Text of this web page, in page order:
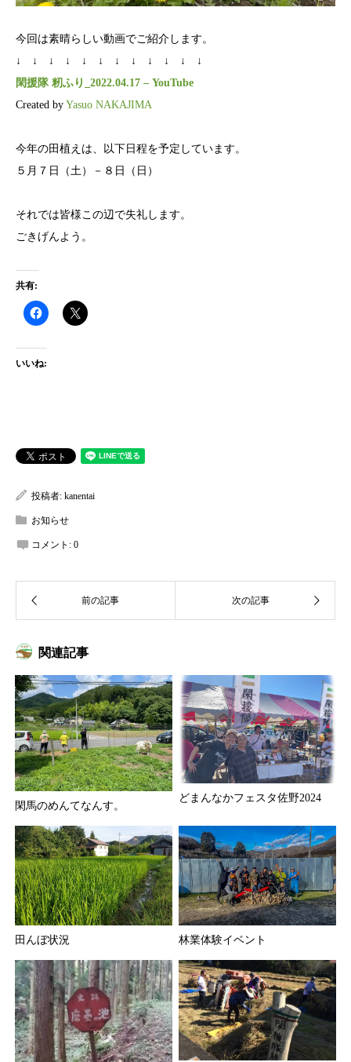
今回は素晴らしい動画でご紹介します。
↓ ↓ ↓ ↓ ↓ ↓ ↓ ↓ ↓ ↓ ↓ ↓
閑援隊 籾ふり_2022.04.17 – YouTube
Created by Yasuo NAKAJIMA
今年の田植えは、以下日程を予定しています。
５月７日（土）－８日（日）
それでは皆様この辺で失礼します。
ごきげんよう。
共有:
いいね:
投稿者: kanentai
お知らせ
コメント: 0
関連記事
閑馬のめんてなんす。
どまんなかフェスタ佐野2024
田んぼ状況 林業体験イベント